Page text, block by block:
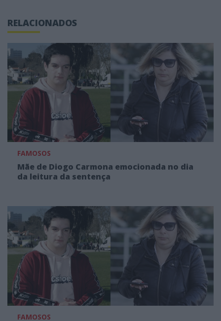
RELACIONADOS
FAMOSOS
Mãe de Diogo Carmona emocionada no dia
da leitura da sentença
FAMOSOS